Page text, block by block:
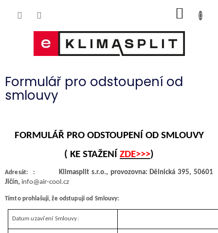
KOŠÍK
Formulář pro odstoupení od
smlouvy
FORMULÁŘ PRO ODSTOUPENÍ OD SMLOUVY
( KE STAŽENÍ ZDE>>>)
Adresát: : Klimasplit s.r.o., provozovna: Dělnická 395, 50601
Jičín, info@air-cool.cz
Tímto prohlašuji, že odstupuji od Smlouvy:
Datum uzavření Smlouvy: